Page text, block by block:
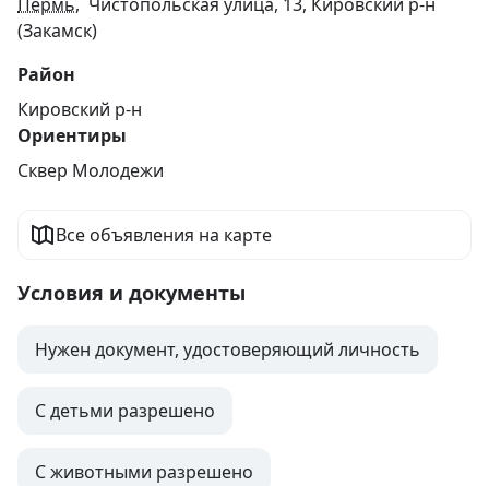
(Закамск)
Район
Кировский р-н
Ориентиры
Сквер Молодежи
Все объявления на карте
Условия и документы
Нужен документ, удостоверяющий личность
С детьми разрешено
С животными разрешено